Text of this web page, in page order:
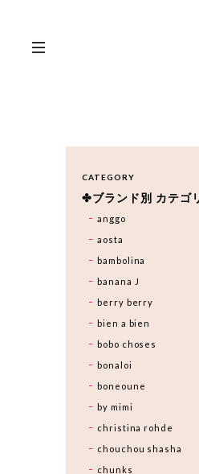
CATEGORY
✤ブランド別 カテ
anggo
aosta
bambolina
banana J
berry berry
bien a bien
bobo choses
bonaloi
boneoune
by mimi
christina rohde
chouchou shasha
chunks